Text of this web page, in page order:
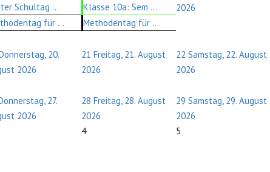
Schultag ...
für ...
Klasse 10a: Sem ...
Methodentag für ...
2026
20.
2026
21 Freitag, 21. August
2026
22 Samstag, 22. August
2026
27.
2026
28 Freitag, 28. August
2026
29 Samstag, 29. August
2026
4 5